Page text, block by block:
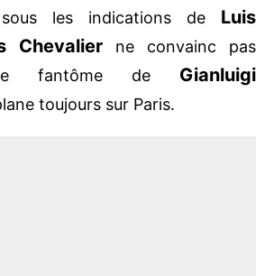
les indications de Luis
Chevalier ne convainc pas
fantôme de Gianluigi
toujours sur Paris.